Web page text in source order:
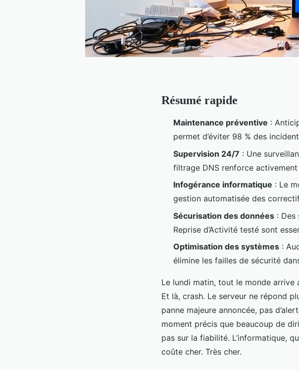
Résumé rapide
Maintenance préventive :
permet d’éviter 98 % des
Supervision 24/7 : Une
filtrage DNS renforce
Infogérance informatique : Le
gestion automatisée des
Sécurisation des données : Des
Reprise d’Activité testé sont
Optimisation des systèmes :
élimine les failles de sécurité
Le lundi matin, tout le monde arrive
Et là, crash. Le serveur ne répond
panne majeure annoncée, pas
moment précis que beaucoup de
pas sur la fiabilité. L’informatique,
coûte cher. Très cher.